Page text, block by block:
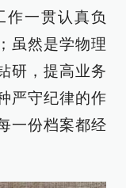
作一贯认真负
虽然是学物理
研，提高业务
严守纪律的作
一份档案都经